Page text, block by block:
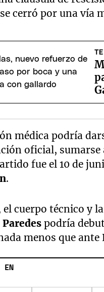
cerró por una vía
médica podría
oficial,
fue el 10 de
.
el cuerpo técnico y
Paredespodría
menos que ante
EN